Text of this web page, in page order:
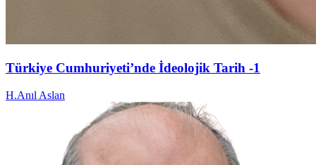
Türkiye Cumhuriyeti’nde İdeolojik Tarih -1
H.Anıl Aslan